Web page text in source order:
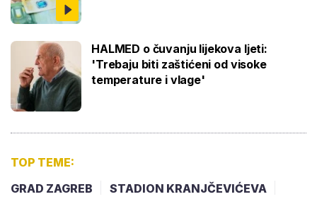
HALMED o čuvanju lijekova ljeti:
'Trebaju biti zaštićeni od visoke
temperature i vlage'
TOP TEME:
GRAD ZAGREB
STADION KRANJČEVIĆEVA